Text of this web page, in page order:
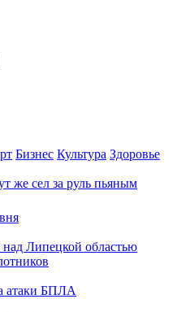
Бизнес Культура Здоровье
же сел за руль пьяным
Липецкой областью
атаки БПЛА